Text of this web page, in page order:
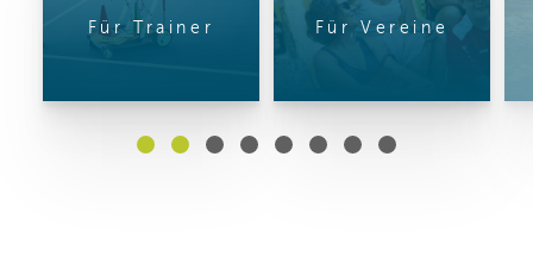
Für Trainer Für Vereine